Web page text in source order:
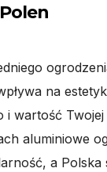
na
i wartość
aluminiowe
a Polska